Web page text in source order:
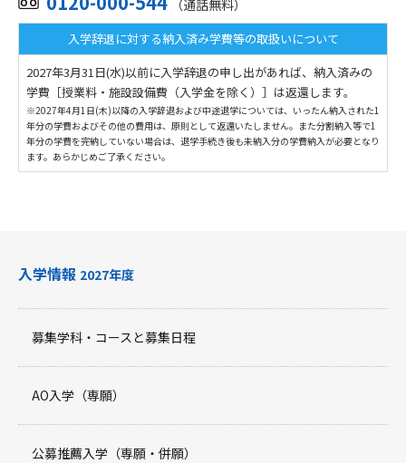
（通話無料）
入学辞退に対する納入済み学費等の取扱いについて
2027年3月31日(水)以前に入学辞退の申し出があれば、納入済みの
学費［授業料・施設設備費（入学金を除く）］は返還します。
※2027年4月1日(木)以降の入学辞退および中途退学については、いったん納入された1
年分の学費およびその他の費用は、原則として返還いたしません。また分割納入等で1
年分の学費を完納していない場合は、退学手続き後も未納入分の学費納入が必要となり
ます。あらかじめご了承ください。
入学情報 2027年度
募集学科・コースと募集日程
AO入学（専願）
公募推薦入学（専願・併願）